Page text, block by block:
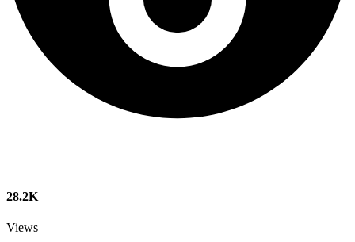
28.2K
Views